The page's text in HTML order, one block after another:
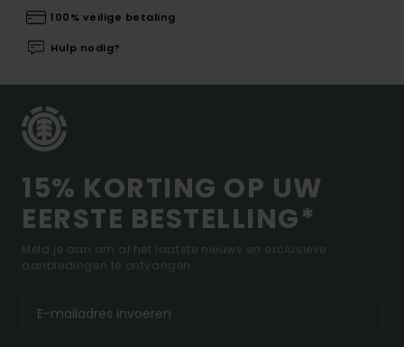
100% veilige betaling
Hulp nodig?
15% KORTING OP UW
EERSTE BESTELLING*
Meld je aan om al het laatste nieuws en exclusieve
aanbiedingen te ontvangen.